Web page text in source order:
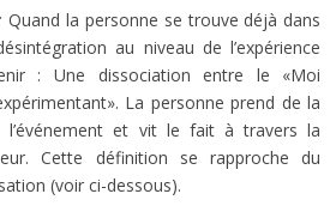
Quand la personne se trouve déjà dans
au niveau de l’expérience
: Une dissociation entre le «Moi
La personne prend de la
l’événement et vit le fait à travers la
Cette définition se rapproche du
(voir ci-dessous).